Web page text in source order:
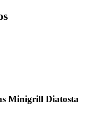
Minigrill Diatosta